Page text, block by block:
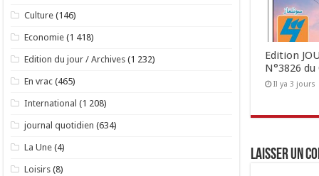
Edition
N°3826
Il ya 3 jours
Laisser un
Culture (146)
Economie (1 418)
Edition du jour / Archives (1 232)
En vrac (465)
International (1 208)
journal quotidien (634)
La Une (4)
Loisirs (8)